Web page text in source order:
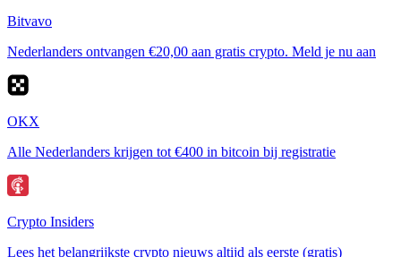
Bitvavo
Nederlanders ontvangen €20,00 aan gratis crypto. Meld je nu aan
OKX
Alle Nederlanders krijgen tot €400 in bitcoin bij registratie
Crypto Insiders
Lees het belangrijkste crypto nieuws altijd als eerste (gratis)